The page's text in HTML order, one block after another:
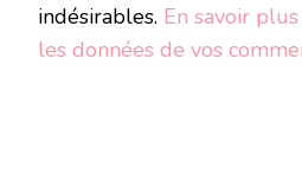
indésirables. En savoir
les données de vos